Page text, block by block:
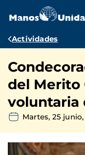
contenido
Ruta
navegación
Actividades
del Merito
voluntaria
Martes, 25 junio,